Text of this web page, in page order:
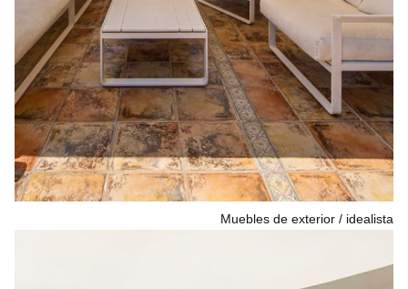
Muebles de exterior idealista